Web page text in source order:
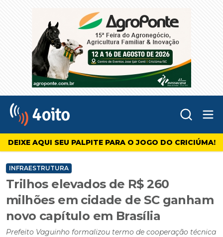
4oito
DEIXE AQUI SEU PALPITE PARA O JOGO DO CRICIÚMA!
INFRAESTRUTURA
Trilhos elevados de R$ 260
milhões em cidade de SC ganham
novo capítulo em Brasília
Prefeito Vaguinho formalizou termo de cooperação técnica